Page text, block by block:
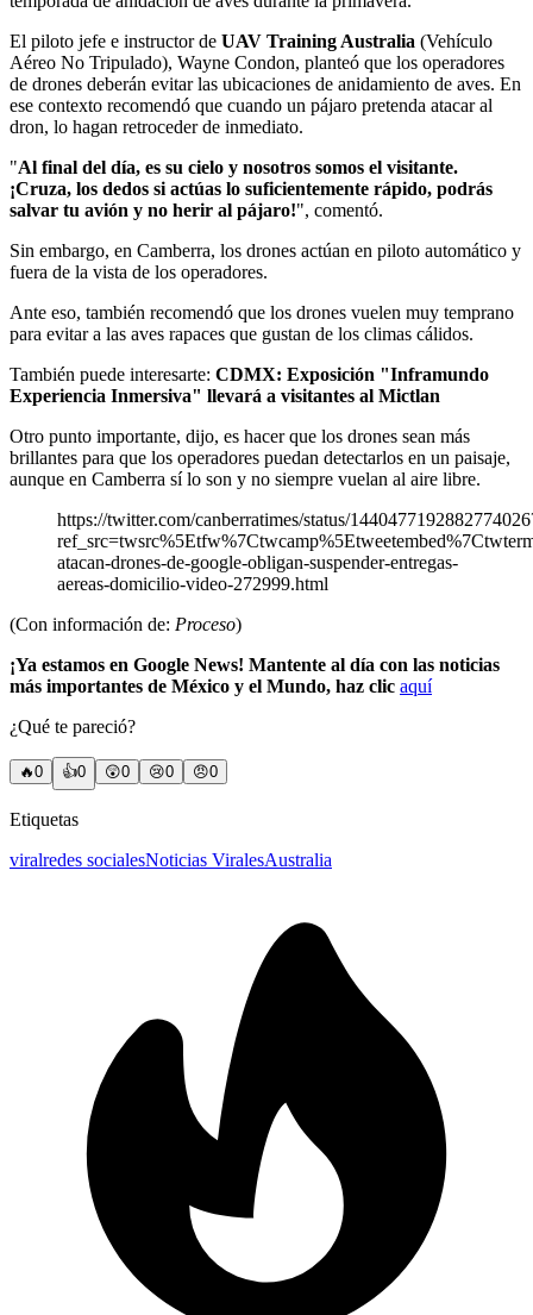
El piloto jefe e instructor de UAV Training Australia (Vehículo
Aéreo No Tripulado), Wayne Condon, planteó que los operadores
de drones deberán evitar las ubicaciones de anidamiento de aves. En
ese contexto recomendó que cuando un pájaro pretenda atacar al
dron, lo hagan retroceder de inmediato.
"Al final del día, es su cielo y nosotros somos el visitante.
¡Cruza, los dedos si actúas lo suficientemente rápido, podrás
salvar tu avión y no herir al pájaro!", comentó.
Sin embargo, en Camberra, los drones actúan en piloto automático y
fuera de la vista de los operadores.
Ante eso, también recomendó que los drones vuelen muy temprano
para evitar a las aves rapaces que gustan de los climas cálidos.
También puede interesarte: CDMX: Exposición "Inframundo
Experiencia Inmersiva" llevará a visitantes al Mictlan
Otro punto importante, dijo, es hacer que los drones sean más
brillantes para que los operadores puedan detectarlos en un paisaje,
aunque en Camberra sí lo son y no siempre vuelan al aire libre.
https://twitter.com/canberratimes/status/
atacan-drones-de-google-obligan-suspender-entregas-
aereas-domicilio-video-272999.html
(Con información de: Proceso)
¡Ya estamos en Google News! Mantente al día con las noticias
más importantes de México y el Mundo, haz clic aquí
¿Qué te pareció?
🔥0 👍0 😲0 😢0 😠0
Etiquetas
viralredes socialesNoticias ViralesAustralia